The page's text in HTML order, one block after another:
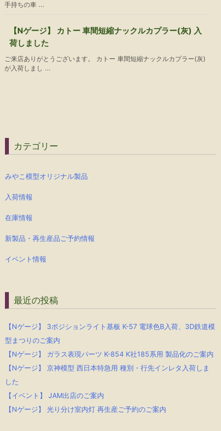
手持ちの車 ...
【Nゲージ】 カトー 車間短縮ナックルカプラー(灰) 入
荷しました
ご来店ありがとうございます。 カトー 車間短縮ナックルカプラー(灰)
が入荷しまし ...
カテゴリー
みやこ模型オリジナル製品
入荷情報
在庫情報
新製品・再生産品ご予約情報
イベント情報
最近の投稿
【Nゲージ】 3ポジションライト基板 K-57 電球色B入荷、3D鉄道模
型まつりのご案内
【Nゲージ】 ガラス表現パーツ K-854 K社185系用 製品化のご案内
【Nゲージ】 京神模型 西日本特急用 種別・行先インレタ入荷しま
した
【イベント】 JAM出店のご案内
【Nゲージ】 光り分け室内灯 再生産ご予約のご案内